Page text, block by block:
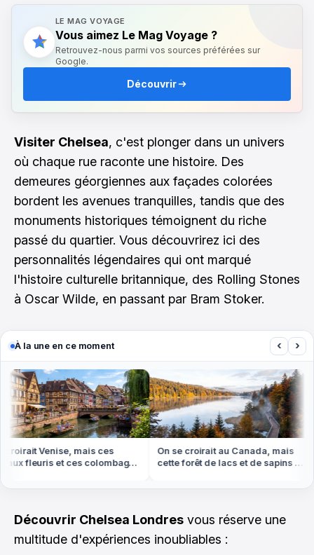
LE MAG VOYAGE
Vous aimez Le Mag Voyage ?
Retrouvez-nous parmi vos sources préférées sur
Google.
Découvrir
Visiter Chelsea, c'est plonger dans un univers
où chaque rue raconte une histoire. Des
demeures géorgiennes aux façades colorées
bordent les avenues tranquilles, tandis que des
monuments historiques témoignent du riche
passé du quartier. Vous découvrirez ici des
personnalités légendaires qui ont marqué
l'histoire culturelle britannique, des Rolling Stones
à Oscar Wilde, en passant par Bram Stoker.
À la une en ce moment ‹ ›
Venise, mais ces
fleuris et ces colombages
On se croirait au Canada, mais
cette forêt de lacs et de sapins est
Découvrir Chelsea Londres vous réserve une
multitude d'expériences inoubliables :